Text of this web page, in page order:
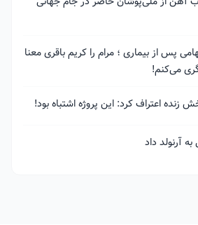
پس از بیماری ؛ مرام را کریم باقری معنا
می‌کنم!
زنده اعتراف کرد: این پروژه اشتباه بود!
آرنولد داد